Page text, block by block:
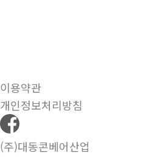
이용약관
개인정보처리방침
(주)대동콘베어산업